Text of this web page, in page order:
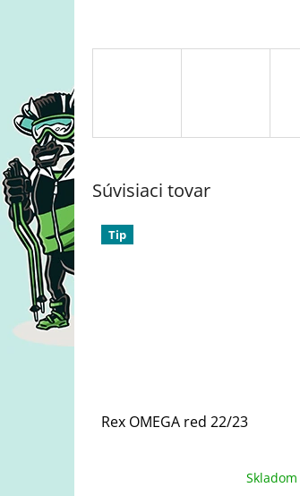
Súvisiaci tovar
Tip
Rex OMEGA red 22/23
Skladom